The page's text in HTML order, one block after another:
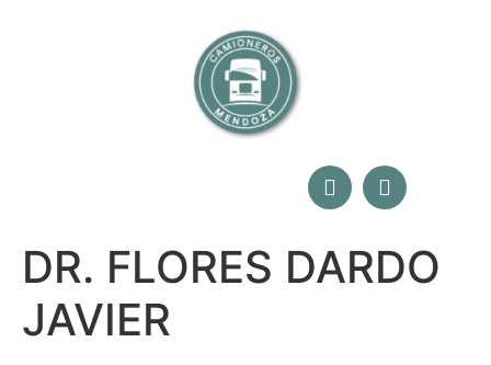
DR. FLORES DARDO
JAVIER